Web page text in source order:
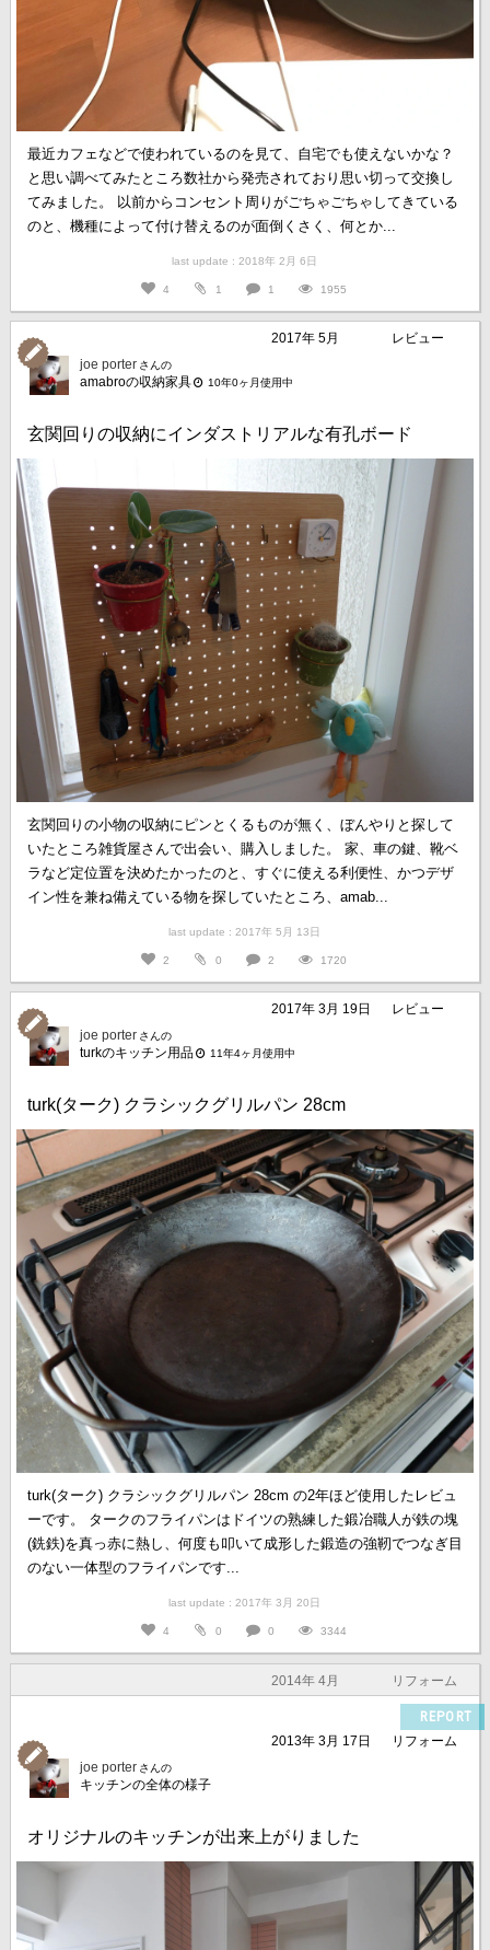
最近カフェなどで使われているのを見て、自宅でも使えないかな？
と思い調べてみたところ数社から発売されており思い切って交換し
てみました。 以前からコンセント周りがごちゃごちゃしてきている
のと、機種によって付け替えるのが面倒くさく、何とか...
last update : 2018年 2月 6日
4 1 1 1955
2017年 5月
レビュー
joe porter さんの
amabroの収納家具 10年0ヶ月使用中
玄関回りの収納にインダストリアルな有孔ボード
玄関回りの小物の収納にピンとくるものが無く、ぼんやりと探して
いたところ雑貨屋さんで出会い、購入しました。 家、車の鍵、靴ベ
ラなど定位置を決めたかったのと、すぐに使える利便性、かつデザ
イン性を兼ね備えている物を探していたところ、amab...
last update : 2017年 5月 13日
2 0 2 1720
2017年 3月 19日
レビュー
joe porter さんの
turkのキッチン用品 11年4ヶ月使用中
turk(ターク) クラシックグリルパン 28cm
turk(ターク) クラシックグリルパン 28cm の2年ほど使用したレビュ
ーです。 タークのフライパンはドイツの熟練した鍛冶職人が鉄の塊
(銑鉄)を真っ赤に熱し、何度も叩いて成形した鍛造の強靭でつなぎ目
のない一体型のフライパンです...
last update : 2017年 3月 20日
4 0 0 3344
2014年 4月 リフォーム
REPORT
2013年 3月 17日
リフォーム
joe porter さんの
キッチンの全体の様子
オリジナルのキッチンが出来上がりました